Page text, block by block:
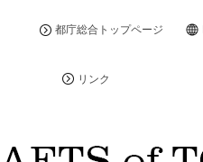
都庁総合トップページ
リンク